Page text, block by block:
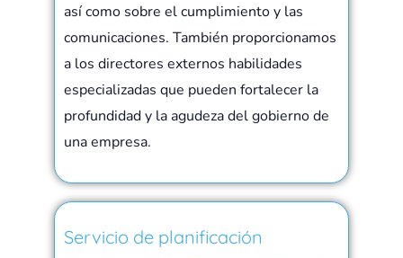
así como sobre el cumplimiento y las
comunicaciones. También proporcionamos
a los directores externos habilidades
especializadas que pueden fortalecer la
profundidad y la agudeza del gobierno de
una empresa.
Servicio de planificación